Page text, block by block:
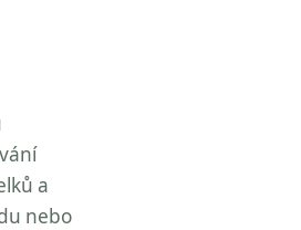
a
nebo